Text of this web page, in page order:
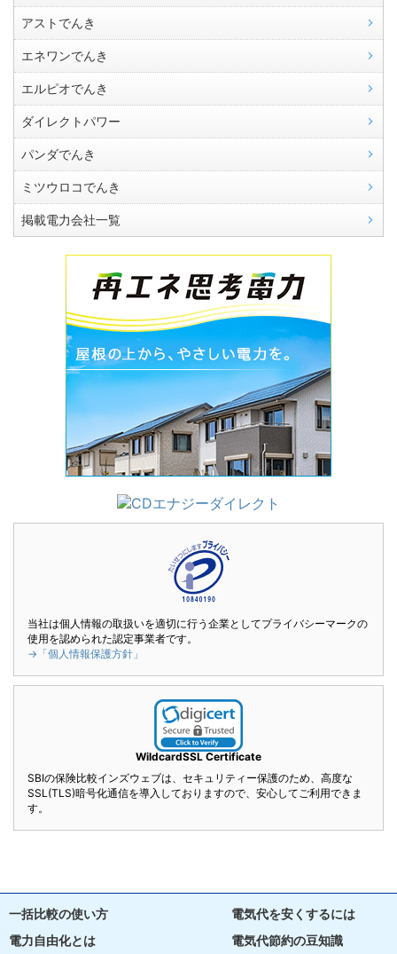
アストでんき
エネワンでんき
エルピオでんき
ダイレクトパワー
パンダでんき
ミツウロコでんき
掲載電力会社一覧
当社は個人情報の取扱いを適切に行う企業としてプライバシーマークの
使用を認められた認定事業者です。
→「個人情報保護方針」
WildcardSSL Certificate
SBIの保険比較インズウェブは、セキュリティー保護のため、高度な
SSL(TLS)暗号化通信を導入しておりますので、安心してご利用できま
す。
一括比較の使い方
電気代を安くするには
電力自由化とは
電気代節約の豆知識